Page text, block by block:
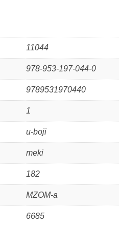
11044
978-953-197-044-0
9789531970440
1
u-boji
meki
182
MZOM-a
6685